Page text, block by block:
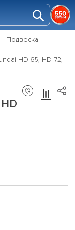
Подвеска
HD 65, HD 72,